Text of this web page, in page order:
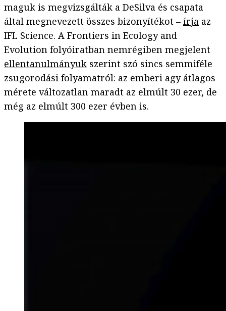
maguk is megvizsgálták a DeSilva és csapata
által megnevezett összes bizonyítékot – írja az
IFL Science. A Frontiers in Ecology and
Evolution folyóiratban nemrégiben megjelent
ellentanulmányuk szerint szó sincs semmiféle
zsugorodási folyamatról: az emberi agy átlagos
mérete változatlan maradt az elmúlt 30 ezer, de
még az elmúlt 300 ezer évben is.